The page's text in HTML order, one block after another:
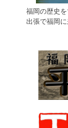
福岡の歴史
出張で福岡